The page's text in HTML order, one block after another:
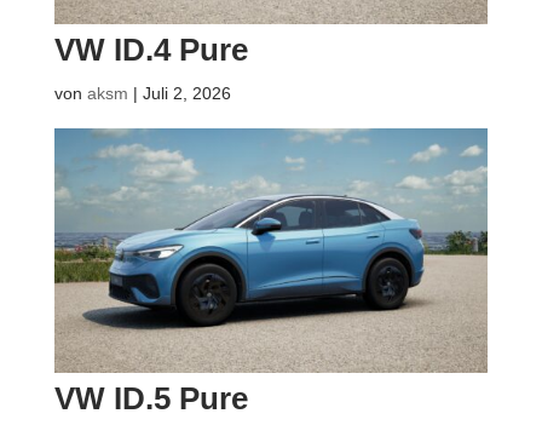
VW ID.4 Pure
von aksm | Juli 2, 2026
VW ID.5 Pure